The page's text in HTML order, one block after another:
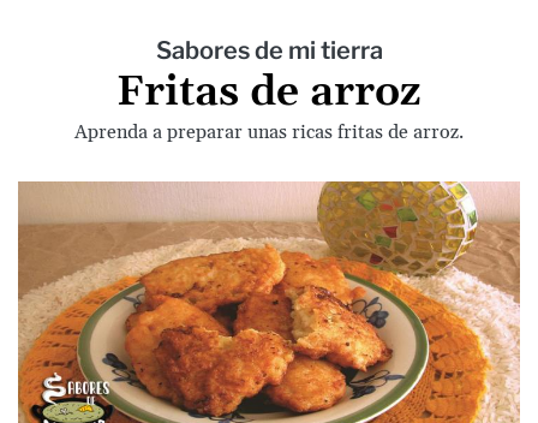
Sabores de mi tierra
Fritas de arroz
Aprenda a preparar unas ricas fritas de arroz.